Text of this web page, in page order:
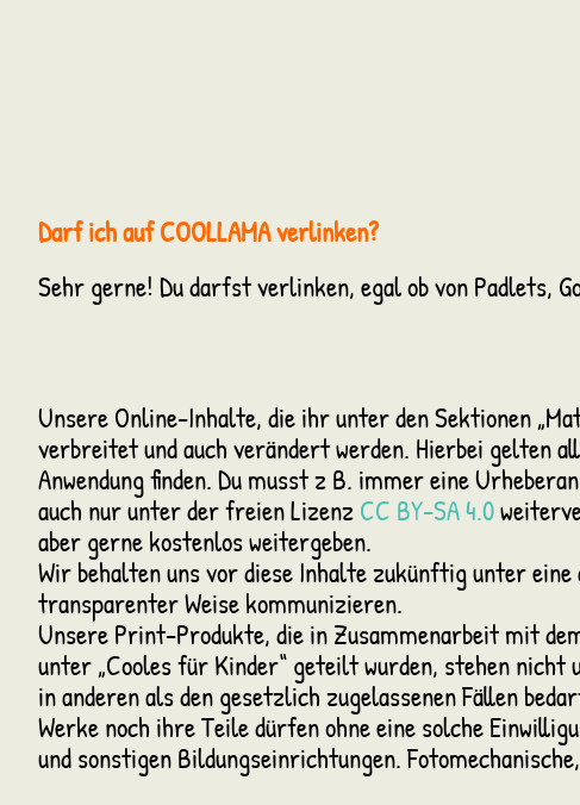
Darf ich auf COOLLAMA verlinken?
Sehr gerne! Du darfst verlinken, egal ob von Padlets,
Unsere Online-Inhalte, die ihr unter den Sektionen
verbreitet und auch verändert werden. Hierbei gelten
Anwendung finden. Du musst z B. immer eine
auch nur unter der freien LizenzCC BY-SA 4.0
aber gerne kostenlos weitergeben.
Wir behalten uns vor diese Inhalte zukünftig unter
transparenter Weise kommunizieren.
Unsere Print-Produkte, die in Zusammenarbeit mit
unter „Cooles für Kinder“ geteilt wurden, stehen
in anderen als den gesetzlich zugelassenen Fällen
Werke noch ihre Teile dürfen ohne eine solche
und sonstigen Bildungseinrichtungen.